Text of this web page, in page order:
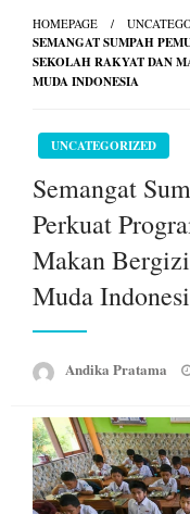
HOMEPAGE
SEMANGAT SUMPAH
SEKOLAH RAKYAT DAN
MUDA INDONESIA
UNCATEGORIZED
Semangat
Perkuat
Makan
Muda
Andika Pratama